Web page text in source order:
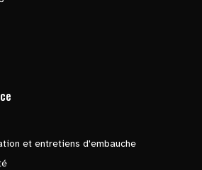
et entretiens d'embauche